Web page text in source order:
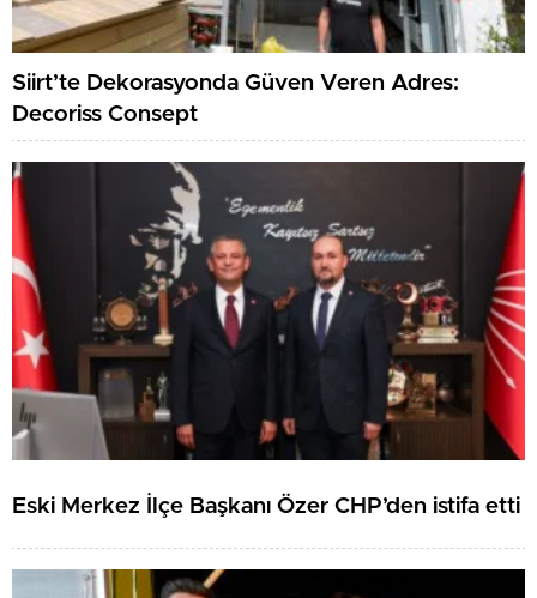
Siirt’te Dekorasyonda Güven Veren Adres:
Decoriss Consept
Eski Merkez İlçe Başkanı Özer CHP’den istifa etti